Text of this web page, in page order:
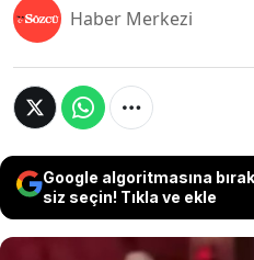
Haber Merkezi
Google algoritmasına
siz seçin! Tıkla ve ekle